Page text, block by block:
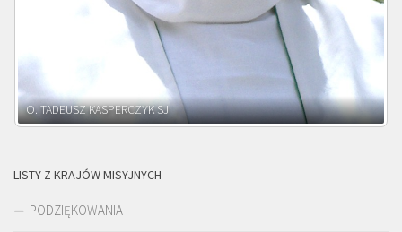
O. ADNRZEJ LEŚNIARA SJ
LISTY Z KRAJÓW MISYJNYCH
PODZIĘKOWANIA